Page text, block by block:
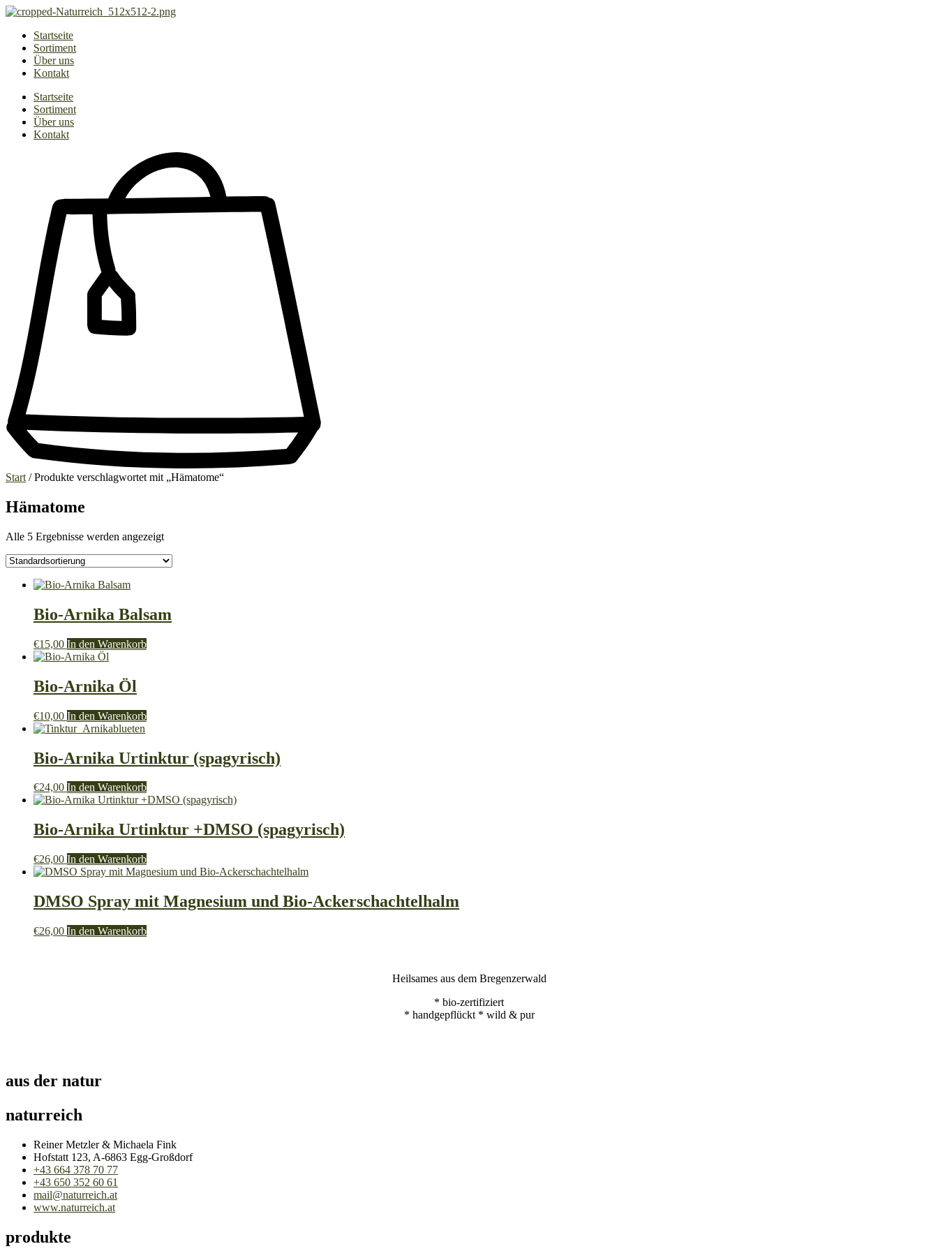
Zum
springenStartseite
Sortiment
Über uns
Kontakt
Startseite
Sortiment
Über uns
Kontakt
Start / Produkte verschlagwortet mit „Hämatome“
Hämatome
Alle 5 Ergebnisse werden angezeigt
Bio-Arnika Balsam
€15,00 In den Warenkorb
Bio-Arnika Öl
€10,00 In den Warenkorb
Bio-Arnika Urtinktur (spagyrisch)
€24,00 In den Warenkorb
Bio-Arnika Urtinktur +DMSO (spagyrisch)
€26,00 In den Warenkorb
DMSO Spray mit Magnesium und Bio-Ackerschachtelhalm
€26,00 In den Warenkorb
Heilsames aus dem Bregenzerwald
* bio-zertifiziert
* handgepflückt * wild & pur
aus der natur
naturreich
Reiner Metzler & Michaela Fink
Hofstatt 123, A-6863 Egg-Großdorf
+43 664 378 70 77
+43 650 352 60 61
mail@naturreich.at
www.naturreich.at
produkte